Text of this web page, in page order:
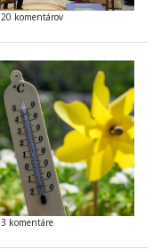
20 komentárov
3 komentáre